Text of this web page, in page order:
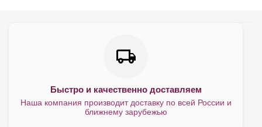
Быстро и качественно доставляем
Наша компания производит доставку по всей России и
ближнему зарубежью